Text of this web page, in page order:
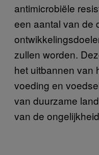
antimicrobiële
een aantal van de
zullen worden.
het uitbannen van
voeding en
van duurzame
van de